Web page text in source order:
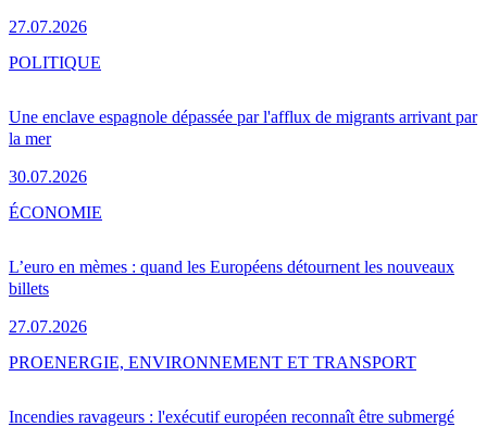
27.07.2026
Une enclave espagnole dépassée par l'afflux de migrants arrivant par
la mer
30.07.2026
POLITIQUE
L’euro en mèmes : quand les Européens détournent les nouveaux
billets
27.07.2026
ÉCONOMIE
Incendies ravageurs : l'exécutif européen reconnaît être submergé
PROENERGIE, ENVIRONNEMENT ET TRANSPORT